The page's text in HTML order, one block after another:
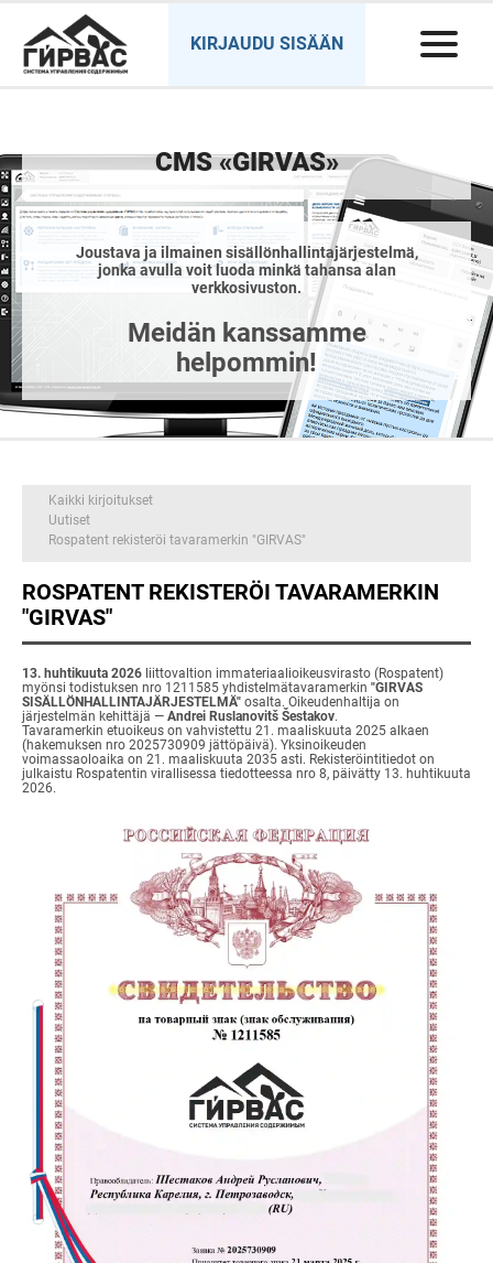
KIRJAUDU SISÄÄN
CMS «GIRVAS»
Joustava ja ilmainen sisällönhallintajärjestelmä,
jonka avulla voit luoda minkä tahansa alan
verkkosivuston.
Meidän kanssamme
helpommin!
Kaikki kirjoitukset
Uutiset
Rospatent rekisteröi tavaramerkin "GIRVAS"
ROSPATENT REKISTERÖI TAVARAMERKIN
"GIRVAS"
13. huhtikuuta 2026 liittovaltion immateriaalioikeusvirasto (Rospatent)
myönsi todistuksen nro 1211585 yhdistelmätavaramerkin "GIRVAS
SISÄLLÖNHALLINTAJÄRJESTELMÄ" osalta. Oikeudenhaltija on
järjestelmän kehittäjä — Andrei Ruslanovitš Šestakov.
Tavaramerkin etuoikeus on vahvistettu 21. maaliskuuta 2025 alkaen
(hakemuksen nro 2025730909 jättöpäivä). Yksinoikeuden
voimassaoloaika on 21. maaliskuuta 2035 asti. Rekisteröintitiedot on
julkaistu Rospatentin virallisessa tiedotteessa nro 8, päivätty 13. huhtikuuta
2026.